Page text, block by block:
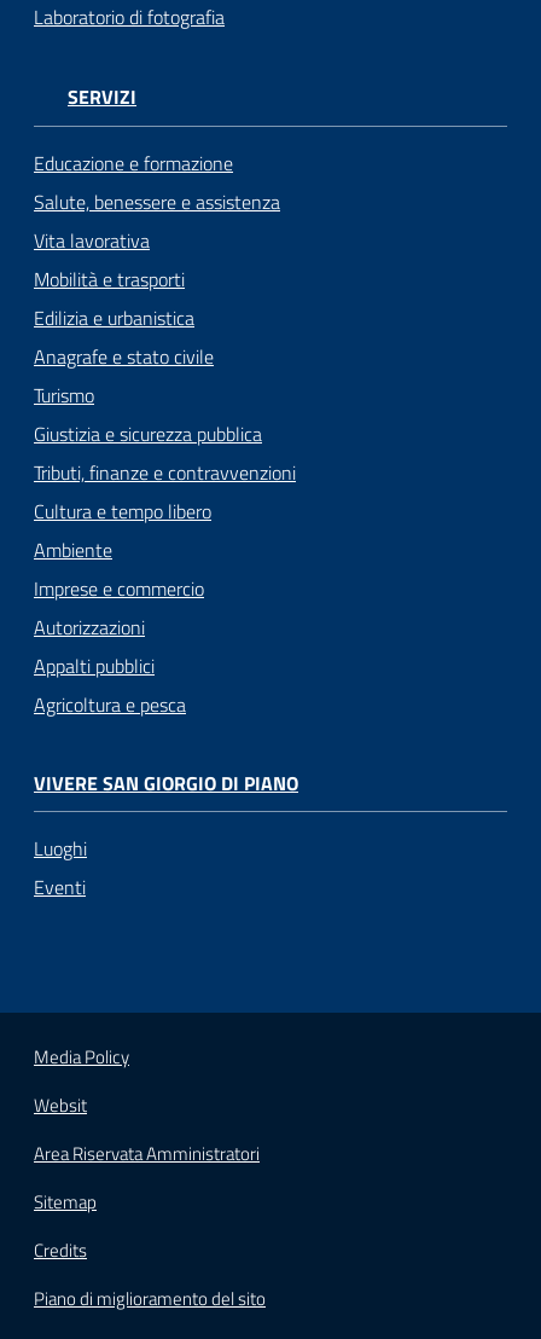
Laboratorio di fotografia
SERVIZI
Educazione e formazione
Salute, benessere e assistenza
Vita lavorativa
Mobilità e trasporti
Edilizia e urbanistica
Anagrafe e stato civile
Turismo
Giustizia e sicurezza pubblica
Tributi, finanze e contravvenzioni
Cultura e tempo libero
Ambiente
Imprese e commercio
Autorizzazioni
Appalti pubblici
Agricoltura e pesca
VIVERE SAN GIORGIO DI PIANO
Luoghi
Eventi
Media Policy
Websit
Area Riservata Amministratori
Sitemap
Credits
Piano di miglioramento del sito